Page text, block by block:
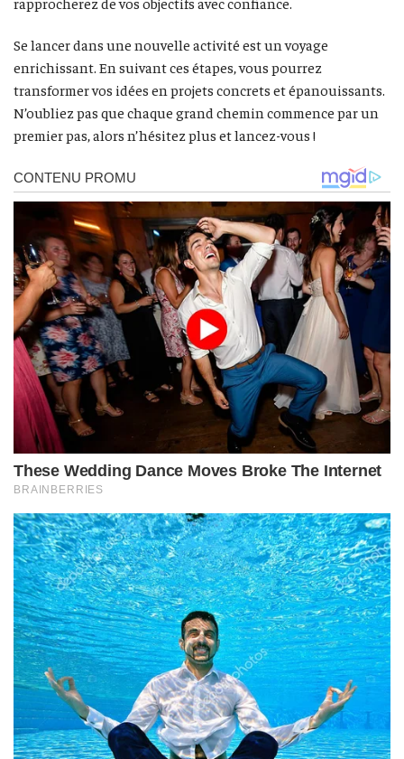
Se lancer dans une nouvelle activité est un voyage
enrichissant. En suivant ces étapes, vous pourrez
transformer vos idées en projets concrets et épanouissants.
N’oubliez pas que chaque grand chemin commence par un
premier pas, alors n’hésitez plus et lancez-vous !